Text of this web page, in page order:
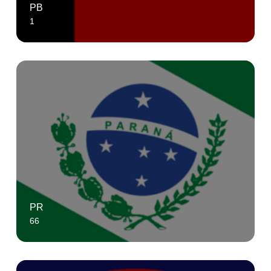
PB
1
PR
66